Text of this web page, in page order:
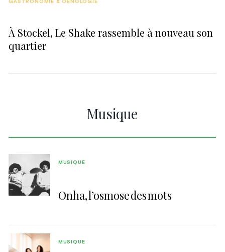
À Stockel, Le Shake rassemble à nouveau son
quartier
GASTRONOMIE & OENOLOGIE
Musique
Onha, l’osmose des mots
MUSIQUE
MUSIQUE